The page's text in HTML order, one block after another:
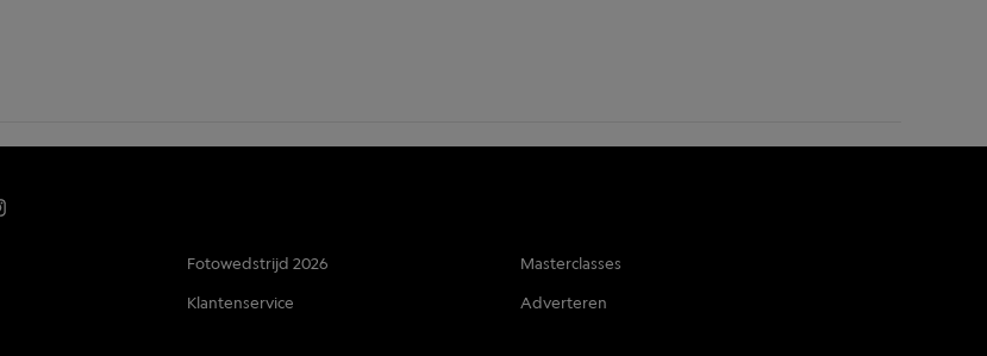
Fotowedstrijd 2026
Masterclasses
Klantenservice Adverteren